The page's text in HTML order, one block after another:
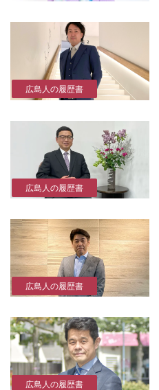
広島人の履歴書
広島人の履歴書
広島人の履歴書
広島人の履歴書